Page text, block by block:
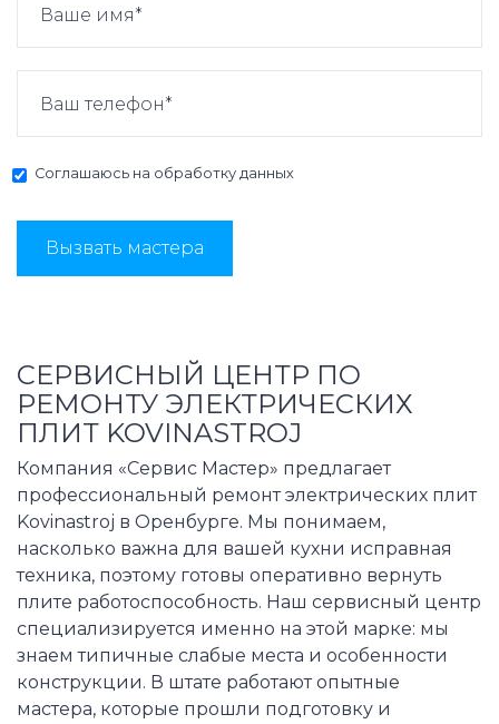
Соглашаюсь на обработку данных
Вызвать мастера
СЕРВИСНЫЙ ЦЕНТР ПО
РЕМОНТУ ЭЛЕКТРИЧЕСКИХ
ПЛИТ KOVINASTROJ
Компания «Сервис Мастер» предлагает
профессиональный ремонт электрических плит
Kovinastroj в Оренбурге. Мы понимаем,
насколько важна для вашей кухни исправная
техника, поэтому готовы оперативно вернуть
плите работоспособность. Наш сервисный центр
специализируется именно на этой марке: мы
знаем типичные слабые места и особенности
конструкции. В штате работают опытные
мастера, которые прошли подготовку и